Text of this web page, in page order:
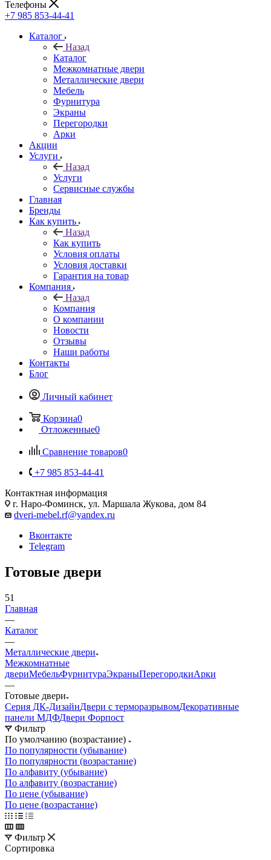
Телефоны
+7 985 853-44-41
Каталог
Назад
Каталог
Межкомнатные двери
Металлические двери
Мебель
Фурнитура
Экраны
Перегородки
Арки
Акции
Услуги
Назад
Услуги
Сервисные службы
Главная
Бренды
Как купить
Назад
Как купить
Условия оплаты
Условия доставки
Гарантия на товар
Компания
Назад
Компания
О компании
Новости
Отзывы
Наши работы
Контакты
Блог
Личный кабинет
Корзина0
Отложенные0
Сравнение товаров0
+7 985 853-44-41
Контактная информация
г. Наро-Фоминск, ул. Маршала Жукова, дом 84
dveri-mebel.rf@yandex.ru
Вконтакте
Telegram
Готовые двери
51
Главная
—
Каталог
—
Металлические двери
Межкомнатные
двериМебельФурнитураЭкраныПерегородкиАрки
—
Готовые двери
Серия ДК-ДизайнДвери с терморазрывомДекоративные
панели МДФДвери Форпост
Фильтр
По умолчанию (возрастание)
По популярности (убывание)
По популярности (возрастание)
По алфавиту (убывание)
По алфавиту (возрастание)
По цене (убывание)
По цене (возрастание)
Фильтр
Сортировка